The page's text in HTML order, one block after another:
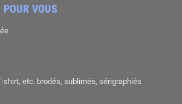
VOUS
shirt, etc. brodés, sublimés, sérigraphiés